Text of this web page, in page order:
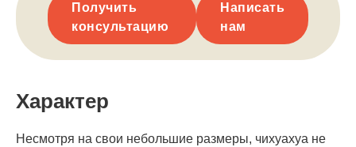
Получить
консультацию
Написать
нам
Характер
Несмотря на свои небольшие размеры, чихуахуа не